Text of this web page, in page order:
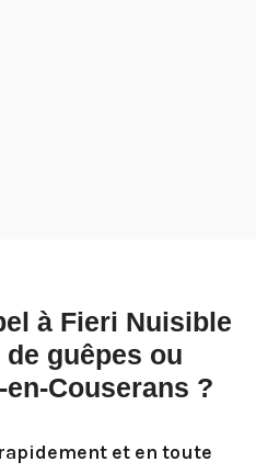
à Fieri Nuisible
guêpes ou
Couserans ?
et en toute